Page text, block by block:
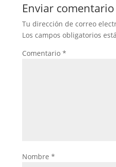
Enviar comentario
Tu dirección de correo
Los campos obligatorios
Comentario *
Nombre *